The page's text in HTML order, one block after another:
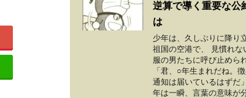
逆算で導く重要な公
は
少年は、久しぶりに降り
祖国の空港で、 見慣れな
服の男たちに呼び止めら
「君、○年生まれだね。
通知は届いているはずだ
年は一瞬、言葉の意味が